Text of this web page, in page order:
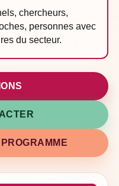
chercheurs,
personnes avec
du secteur.